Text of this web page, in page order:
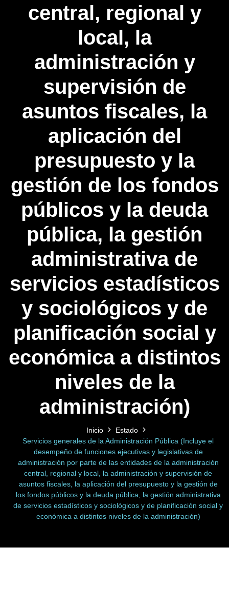
central, regional y
local, la
administración y
supervisión de
asuntos fiscales, la
aplicación del
presupuesto y la
gestión de los fondos
públicos y la deuda
pública, la gestión
administrativa de
servicios estadísticos
y sociológicos y de
planificación social y
económica a distintos
niveles de la
administración)
Inicio
Estado
Servicios generales de la Administración Pública (Incluye el
desempeño de funciones ejecutivas y legislativas de
administración por parte de las entidades de la administración
central, regional y local, la administración y supervisión de
asuntos fiscales, la aplicación del presupuesto y la gestión de
los fondos públicos y la deuda pública, la gestión administrativa
de servicios estadísticos y sociológicos y de planificación social y
económica a distintos niveles de la administración)